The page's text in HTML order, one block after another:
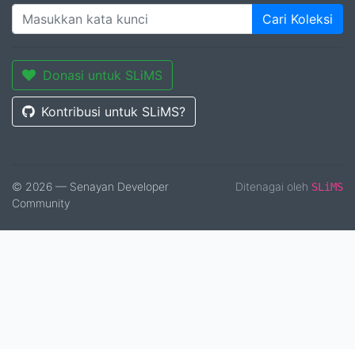
Cari Koleksi
Donasi untuk SLiMS
Kontribusi untuk SLiMS?
© 2026 — Senayan Developer
Community
Ditenagai oleh SLiMS